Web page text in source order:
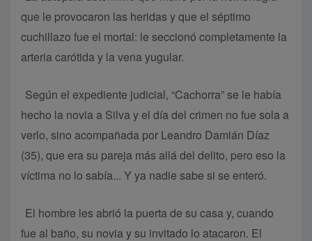
que le provocaron las heridas y que el séptimo
cuchillazo fue el mortal: le seccionó completamente la
arteria carótida y la vena yugular.
Según el expediente judicial, “Cachorra” se le había
hecho la novia a Silva y el día del crimen no fue sola a
verlo, sino acompañada por Leandro Damián Díaz
(35), que era su pareja más allá del delito, pero eso la
víctima no lo sabía... Y ya nadie sabe si se enteró.
El hombre les abrió la puerta de su casa y, cuando
fue al baño, su novia y su invitado lo atacaron. El